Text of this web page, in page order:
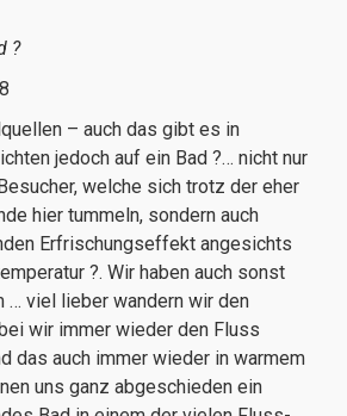
?
– auch das gibt es in
jedoch auf ein Bad ?… nicht nur
welche sich trotz der eher
hier tummeln, sondern auch
Erfrischungseffekt angesichts
?. Wir haben auch sonst
… viel lieber wandern wir den
wir immer wieder den Fluss
das auch immer wieder in warmem
uns ganz abgeschieden ein